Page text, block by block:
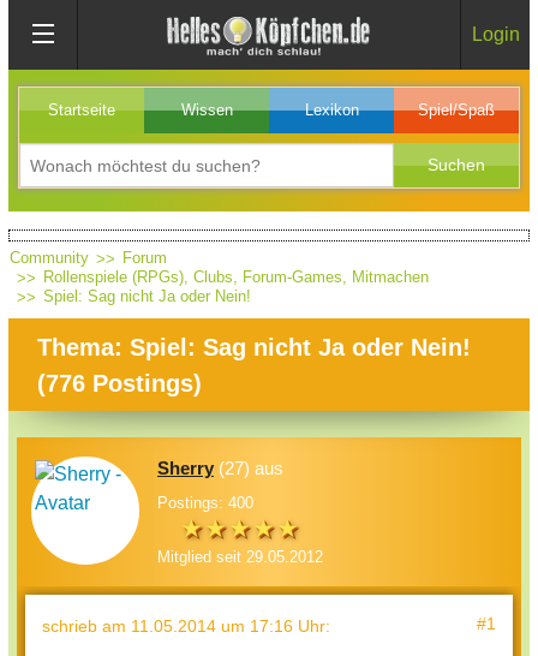
Login
Startseite Wissen Lexikon Spiel/Spaß
Community
Forum
Rollenspiele (RPGs), Clubs, Forum-Games, Mitmachen
Spiel: Sag nicht Ja oder Nein!
Thema: Spiel: Sag nicht Ja oder Nein!
(776 Postings)
Sherry (27) aus
Postings: 400
Mitglied seit 29.05.2012
schrieb am 11.05.2014 um 17:16 Uhr: #1